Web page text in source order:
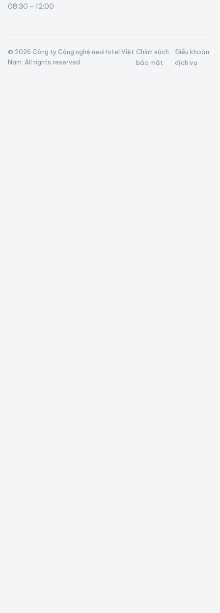
08:30 - 12:00
© 2026 Công ty Công nghệ neoHotel Việt
Nam. All rights reserved.
Chính sách
bảo mật
Điều khoản
dịch vụ